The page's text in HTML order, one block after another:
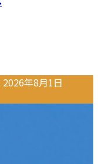
年8月1日